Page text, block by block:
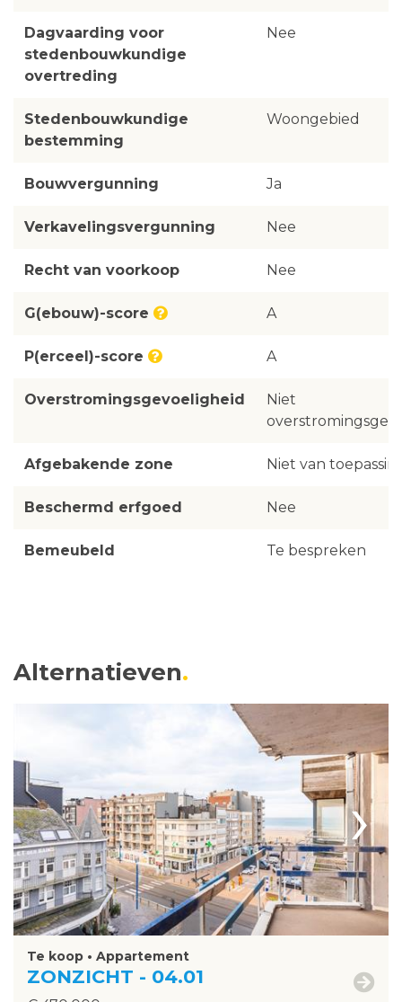
Dagvaarding voor
stedenbouwkundige
overtreding
Nee
Stedenbouwkundige
bestemming
Woongebied
Bouwvergunning Ja
Verkavelingsvergunning Nee
Recht van voorkoop Nee
G(ebouw)-score A
P(erceel)-score A
Overstromingsgevoeligheid
Niet
Afgebakende zone Niet van
Beschermd erfgoed Nee
Bemeubeld Te bespreken
Alternatieven
›
Te koop • Appartement
ZONZICHT - 04.01